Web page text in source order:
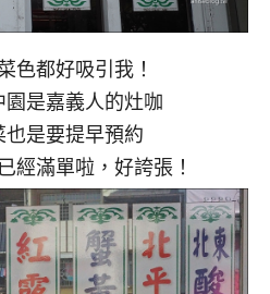
色都好吸引我！
是嘉義人的灶咖
是要提早預約
經滿單啦，好誇張！